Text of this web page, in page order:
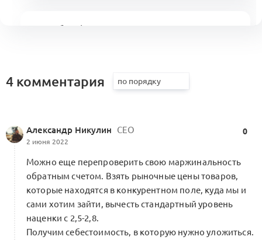
Ошибки финансового планирования
Паспорт Свода знаний KA (KA-P)
A1: Центр компетенций Альянса.
Кооперационные контуры и модульные
сборки
0
4 комментария
Александр Никулин CEO
2 июня 2022
0
Можно еще перепроверить свою маржинальность
обратным счетом. Взять рыночные цены товаров,
которые находятся в конкурентном поле, куда мы и
сами хотим зайти, вычесть стандартный уровень
наценки с 2,5-2,8.
Получим себестоимость, в которую нужно уложиться.